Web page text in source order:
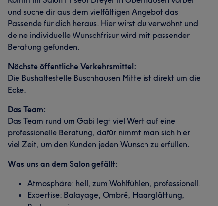
und suche dir aus dem vielfältigen Angebot das
Passende für dich heraus. Hier wirst du verwöhnt und
deine individuelle Wunschfrisur wird mit passender
Beratung gefunden.
Nächste öffentliche Verkehrsmittel:
Die Bushaltestelle Buschhausen Mitte ist direkt um die
Ecke.
Das Team:
Das Team rund um Gabi legt viel Wert auf eine
professionelle Beratung, dafür nimmt man sich hier
viel Zeit, um den Kunden jeden Wunsch zu erfüllen.
Was uns an dem Salon gefällt:
Atmosphäre: hell, zum Wohlfühlen, professionell.
Expertise: Balayage, Ombré, Haarglättung,